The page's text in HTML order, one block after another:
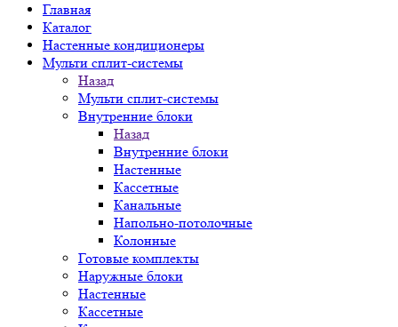
Главная
Каталог
Настенные кондиционеры
Мульти сплит-системы
Назад
Мульти сплит-системы
Внутренние блоки
Назад
Внутренние блоки
Настенные
Кассетные
Канальные
Напольно-потолочные
Колонные
Готовые комплекты
Наружные блоки
Настенные
Кассетные